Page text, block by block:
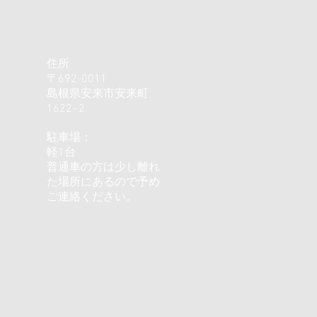
住所
〒692-0011
島根県安来市安来町
1622−2
駐車場：
軽1台
普通車の方は少し離れ
た場所にあるので予め
ご連絡ください。